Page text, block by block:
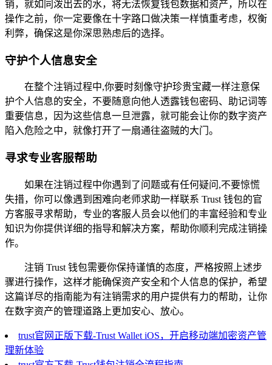
销，就如同泼出去的水，将无法恢复钱包数据和资产，所以在
操作之前，你一定要像在十字路口做决策一样慎重考虑，权衡
利弊，确保这是你深思熟虑后的选择。
守护个人信息安全
在整个注销过程中,你要时刻像守护珍贵宝藏一样注意保
护个人信息的安全，不要随意向他人透露钱包密码、助记词等
重要信息，因为这些信息一旦泄露，就可能会让你的数字资产
陷入危险之中，就像打开了一扇通往盗贼的大门。
寻求专业客服帮助
如果在注销过程中你遇到了问题或有任何疑问,不要惊慌
失措，你可以像遇到困难向老师求助一样联系 Trust 钱包的官
方客服寻求帮助，专业的客服人员会以他们的丰富经验和专业
知识为你提供详细的指导和解决方案，帮助你顺利完成注销操
作。
注销 Trust 钱包需要你保持谨慎的态度，严格按照上述步
骤进行操作，这样才能确保资产安全和个人信息的保护，希望
这篇详尽的指南能为有注销需求的用户提供有力的帮助，让你
在数字资产的管理道路上更加安心、放心。
trust官网正版下载-Trust Wallet iOS，开启移动端加密资产管
理新体验